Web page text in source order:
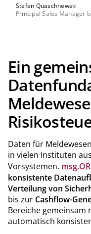
Stefan Quaschnewski
Principal Sales Manager
Ein
Daten für
in vielen Instituten
Vorsystemen.
konsistente
Verteilung von
bis zur Cashflow-
Bereiche
automatisch